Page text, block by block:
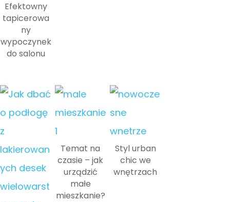
Efektowny
tapicerowa
ny
wypoczynek
do salonu
Temat na
czasie – jak
urządzić
małe
mieszkanie?
Styl urban
chic we
wnętrzach